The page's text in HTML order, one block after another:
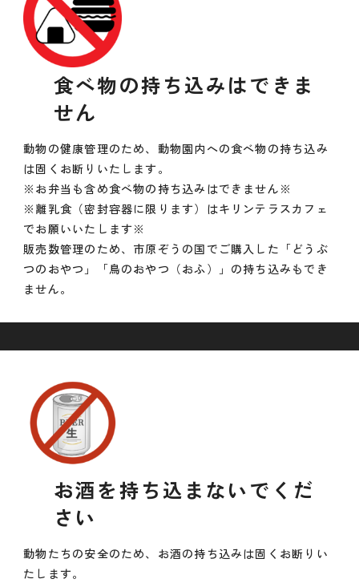
食べ物の持ち込みはできま
せん
動物の健康管理のため、動物園内への食べ物の持ち込み
は固くお断りいたします。
※お弁当も含め食べ物の持ち込みはできません※
※離乳食（密封容器に限ります）はキリンテラスカフェ
でお願いいたします※
販売数管理のため、市原ぞうの国でご購入した「どうぶ
つのおやつ」「鳥のおやつ（おふ）」の持ち込みもでき
ません。
お酒を持ち込まないでくだ
さい
動物たちの安全のため、お酒の持ち込みは固くお断りい
たします。